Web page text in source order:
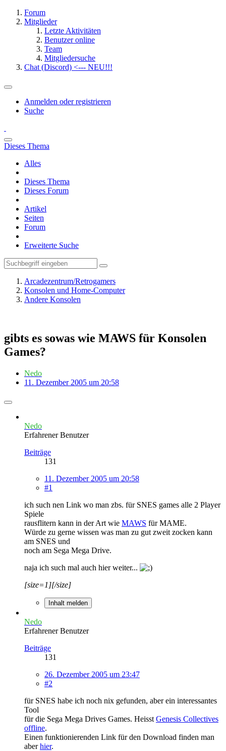
Forum
Mitglieder
Letzte Aktivitäten
Benutzer online
Team
Mitgliedersuche
Chat (Discord) <--- NEU!!!
Anmelden oder registrieren
Suche
Dieses Thema
Alles
Dieses Thema
Dieses Forum
Artikel
Seiten
Forum
Erweiterte Suche
Arcadezentrum/Retrogamers
Konsolen und Home-Computer
Andere Konsolen
gibts es sowas wie MAWS für Konsolen
Games?
Nedo
11. Dezember 2005 um 20:58
Nedo
Erfahrener Benutzer
Beiträge
131
11. Dezember 2005 um 20:58
#1
ich such nen Link wo man zbs. für SNES games alle 2 Player
Spiele
rausflitern kann in der Art wie MAWS für MAME.
Würde zu gerne wissen was man zu gut zweit zocken kann
am SNES und
noch am Sega Mega Drive.
naja ich such mal auch hier weiter...
[size=1][/size]
Inhalt melden
Nedo
Erfahrener Benutzer
Beiträge
131
26. Dezember 2005 um 23:47
#2
für SNES habe ich noch nix gefunden, aber ein interessantes
Tool
für die Sega Mega Drives Games. Heisst Genesis Collectives
offline.
Einen funktionierenden Link für den Download finden man
aberhier.